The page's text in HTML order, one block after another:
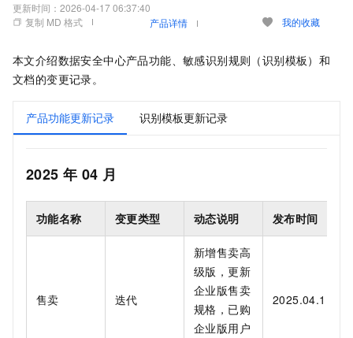
更新时间： 2026-04-17 06:37:40
复制 MD 格式
产品详情 我的收藏
本文介绍数据安全中心产品功能、敏感识别规则（识别模板）和
文档的变更记录。
产品功能更新记录 识别模板更新记录
2025 年 04 月
功能名称 变更类型 动态说明 发布时间
售卖 迭代
新增售卖高
级版，更新
企业版售卖
规格，已购
企业版用户
2025.04.11